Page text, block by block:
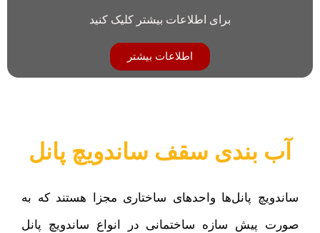
برای اطلاعات بیشتر کلیک کنید
اطلاعات بیشتر
آب بندی سقف ساندویچ پانل
ساندویچ پانل‌ها واحد‌های ساختاری مجزا هستند که به
صورت پیش سازه ساختمانی در انواع ساندویچ پانل